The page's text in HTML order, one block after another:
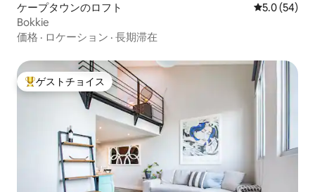
ケープタウンのロフト レビュー54
5.0 (54)
Bokkie
価格 · ロケーション · 長期滞在
大好評のゲストチョイスです。
ゲストチョイス